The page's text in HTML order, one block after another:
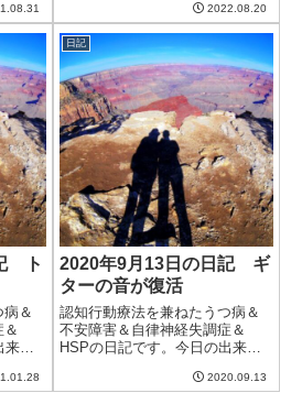
気温
のは
ばら
爽やかな一日だった。日本の夏
は毎日これだったらいいのにと
思うほど。でも、残念ながら明
日からはまたムシムシするらし
い。一日だけでも...
2022.08.20
ト
＆
来事
にか
日記
2020年9月13日の日記 ギ
ターの音が復活
認知行動療法を兼ねたうつ病＆
不安障害＆自律神経失調症＆
HSPの日記です。今日の出来事
雨。でも、割と昨日はよく寝れ
2020.09.13